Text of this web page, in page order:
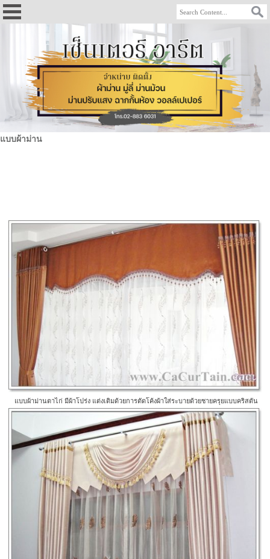
แบบผ้าม่าน
แบบผ้าม่านตาไก่ มีผ้าโปร่ง แต่งเติมด้วยการตัดโค้งผ้าใส่ระบายด้วยชายครุยแบบคริสตัน